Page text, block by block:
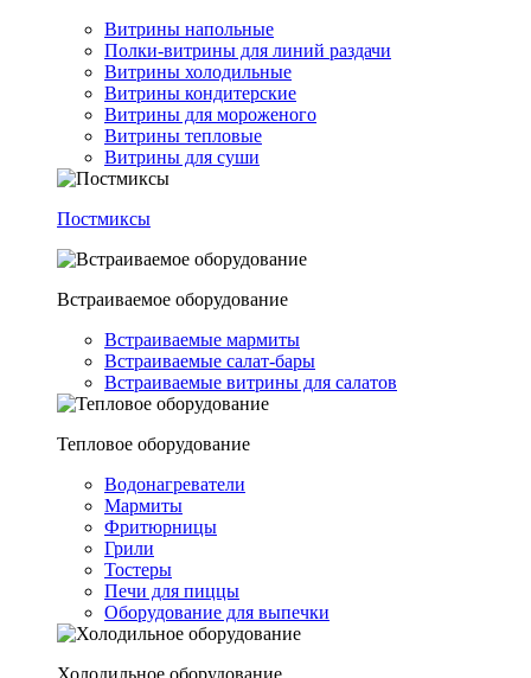
Витрины напольные
Полки-витрины для линий раздачи
Витрины холодильные
Витрины кондитерские
Витрины для мороженого
Витрины тепловые
Витрины для суши
Постмиксы
Встраиваемое оборудование
Встраиваемые мармиты
Встраиваемые салат-бары
Встраиваемые витрины для салатов
Тепловое оборудование
Водонагреватели
Мармиты
Фритюрницы
Грили
Тостеры
Печи для пиццы
Оборудование для выпечки
Холодильное оборудование